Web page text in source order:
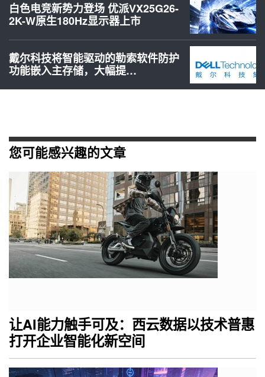
白色电竞新势力登场 优派VX25G26-
2K-W原生180Hz显示器上市
戴尔科技将智能驱动的勒索软件防护
功能嵌入主存储，大幅提…
您可能感兴趣的文章
让AI能力触手可及：西云数据以技术普惠
打开企业智能化新空间